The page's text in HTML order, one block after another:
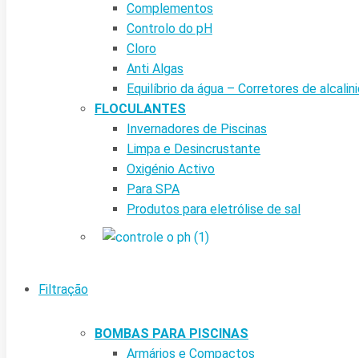
Complementos
Controlo do pH
Cloro
Anti Algas
Equilíbrio da água – Corretores de
FLOCULANTES
Invernadores de Piscinas
Limpa e Desincrustante
Oxigénio Activo
Para SPA
Produtos para eletrólise de sal
Filtração
BOMBAS PARA PISCINAS
Armários e Compactos